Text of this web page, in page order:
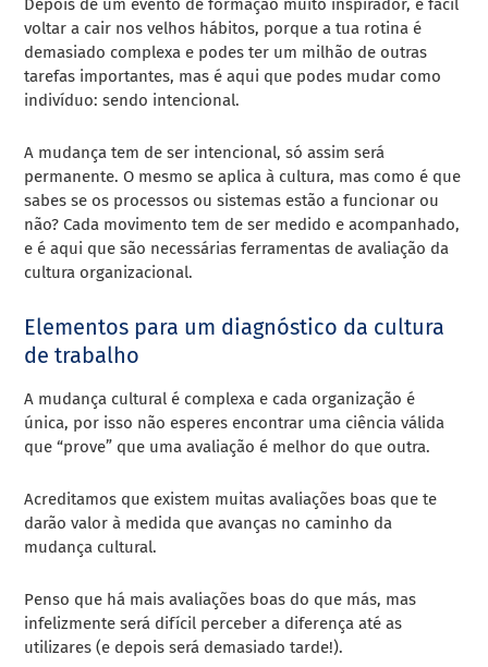
Depois de um evento de formação muito inspirador, é fácil
voltar a cair nos velhos hábitos, porque a tua rotina é
demasiado complexa e podes ter um milhão de outras
tarefas importantes, mas é aqui que podes mudar como
indivíduo: sendo intencional.
A mudança tem de ser intencional, só assim será
permanente. O mesmo se aplica à cultura, mas como é que
sabes se os processos ou sistemas estão a funcionar ou
não? Cada movimento tem de ser medido e acompanhado,
e é aqui que são necessárias ferramentas de avaliação da
cultura organizacional.
Elementos para um diagnóstico da cultura
de trabalho
A mudança cultural é complexa e cada organização é
única, por isso não esperes encontrar uma ciência válida
que “prove” que uma avaliação é melhor do que outra.
Acreditamos que existem muitas avaliações boas que te
darão valor à medida que avanças no caminho da
mudança cultural.
Penso que há mais avaliações boas do que más, mas
infelizmente será difícil perceber a diferença até as
utilizares (e depois será demasiado tarde!).